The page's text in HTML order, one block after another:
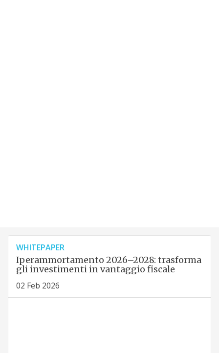
WHITEPAPER
Iperammortamento 2026–2028: trasforma
gli investimenti in vantaggio fiscale
02 Feb 2026